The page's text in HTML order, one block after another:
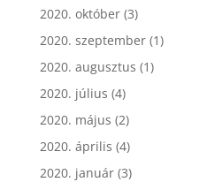
2020. október(3)
2020. szeptember(1)
2020. augusztus (1)
2020. július (4)
2020. május (2)
2020. április (4)
2020. január(3)